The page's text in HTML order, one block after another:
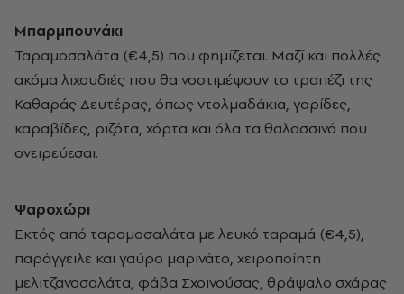
Μπαρμπουνάκι
Ταραμοσαλάτα (€4,5) που φημίζεται. Μαζί και πολλές
ακόμα λιχουδιές που θα νοστιμέψουν το τραπέζι της
Καθαράς Δευτέρας, όπως ντολμαδάκια, γαρίδες,
καραβίδες, ριζότα, χόρτα και όλα τα θαλασσινά που
ονειρεύεσαι.
Ψαροχώρι
Εκτός από ταραμοσαλάτα με λευκό ταραμά (€4,5),
παράγγειλε και γαύρο μαρινάτο, χειροποίητη
μελιτζανοσαλάτα, φάβα Σχοινούσας, θράψαλο σχάρας